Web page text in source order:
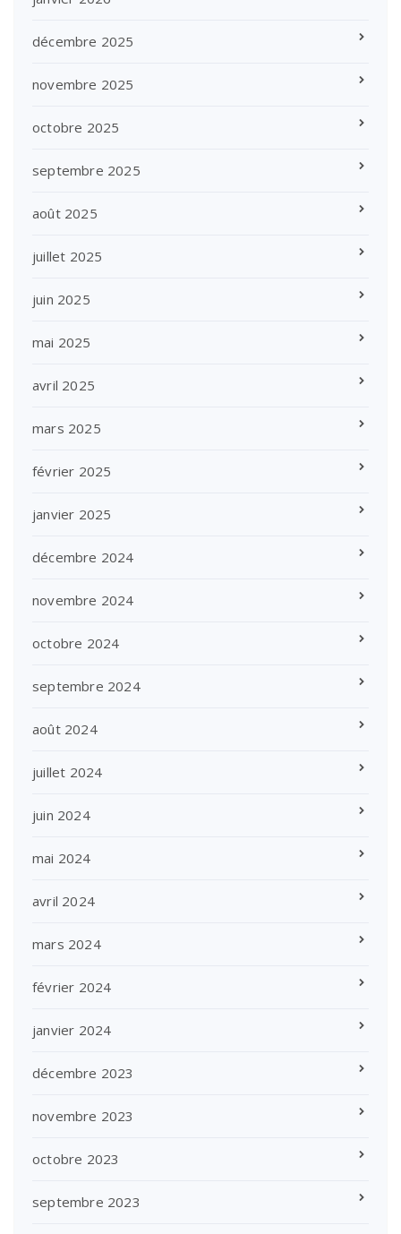
décembre 2025
novembre 2025
octobre 2025
septembre 2025
août 2025
juillet 2025
juin 2025
mai 2025
avril 2025
mars 2025
février 2025
janvier 2025
décembre 2024
novembre 2024
octobre 2024
septembre 2024
août 2024
juillet 2024
juin 2024
mai 2024
avril 2024
mars 2024
février 2024
janvier 2024
décembre 2023
novembre 2023
octobre 2023
septembre 2023